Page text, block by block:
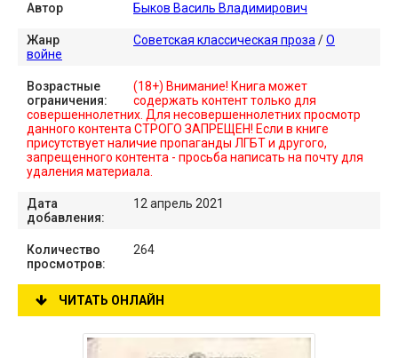
Автор Быков Василь Владимирович
Жанр Советская классическая проза /О
войне
Возрастные
ограничения:
(18+) Внимание! Книга может
содержать контент только для
совершеннолетних. Для несовершеннолетних просмотр
данного контента СТРОГО ЗАПРЕЩЕН! Если в книге
присутствует наличие пропаганды ЛГБТ и другого,
запрещенного контента - просьба написать на почту для
удаления материала.
Дата
добавления:
12 апрель 2021
Количество
просмотров:
264
ЧИТАТЬ ОНЛАЙН